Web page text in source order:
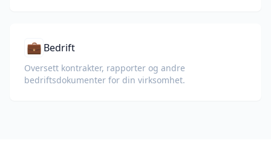
💼 Bedrift
Oversett kontrakter, rapporter og andre
bedriftsdokumenter for din virksomhet.